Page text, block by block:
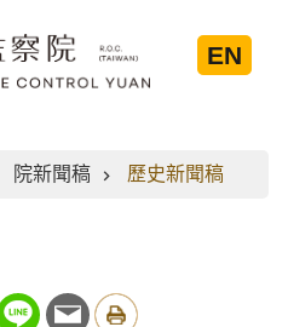
EN
院新聞稿 歷史新聞稿